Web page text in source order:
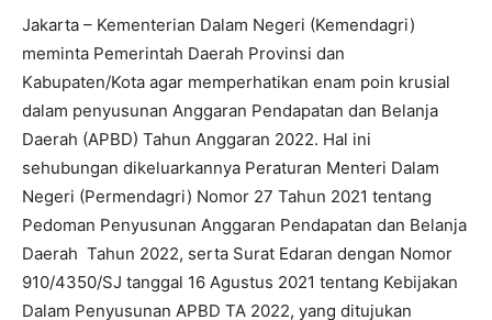
Jakarta – Kementerian Dalam Negeri (Kemendagri)
meminta Pemerintah Daerah Provinsi dan
Kabupaten/Kota agar memperhatikan enam poin krusial
dalam penyusunan Anggaran Pendapatan dan Belanja
Daerah (APBD) Tahun Anggaran 2022. Hal ini
sehubungan dikeluarkannya Peraturan Menteri Dalam
Negeri (Permendagri) Nomor 27 Tahun 2021 tentang
Pedoman Penyusunan Anggaran Pendapatan dan Belanja
Daerah Tahun 2022, serta Surat Edaran dengan Nomor
910/4350/SJ tanggal 16 Agustus 2021 tentang Kebijakan
Dalam Penyusunan APBD TA 2022, yang ditujukan